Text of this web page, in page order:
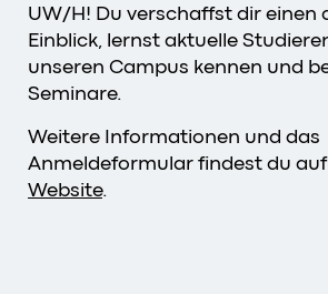
UW/H! Du verschaffst dir einen
Einblick, lernst aktuelle
unseren Campus kennen und
Seminare.
Weitere Informationen und das
Anmeldeformular findest du
Website.